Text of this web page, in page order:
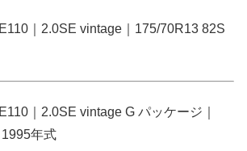
｜2.0SE vintage｜175/70R13 82S
｜2.0SE vintage G パッケージ｜
年式